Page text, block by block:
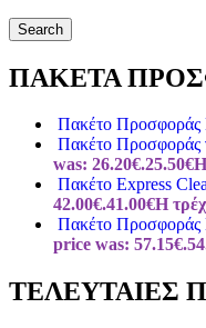
Search
ΠΑΚΕΤΑ
Πακέτο Προσφοράς
Πακέτο Προσφοράς
was: 26.20€.25.50€Η
Πακέτο Express
42.00€.41.00€Η
Πακέτο Προσφοράς
price was: 57.15€.
ΤΕΛΕΥΤΑΙΕΣ